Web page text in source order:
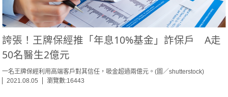
誇張！王牌保經推「年息10%基金」詐保戶 A走
50名醫生2億元
一名王牌保經利用高端客戶對其信任，吸金超過兩億元。(圖／shutterstock)
2021.08.05
瀏覽數:16443